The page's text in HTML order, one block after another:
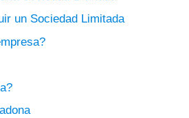
un Sociedad Limitada